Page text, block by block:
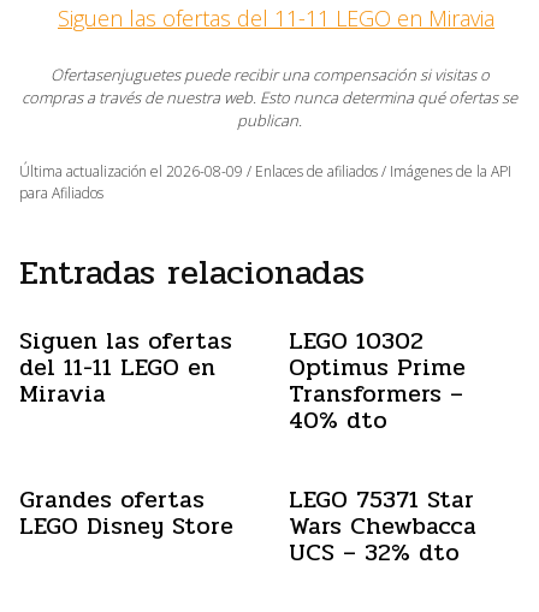
Siguen las ofertas del 11-11 LEGO en Miravia
Ofertasenjuguetes puede recibir una compensación si visitas o
compras a través de nuestra web. Esto nunca determina qué ofertas se
publican.
Última actualización el 2026-08-09 / Enlaces de afiliados / Imágenes de la API
para Afiliados
Entradas relacionadas
Siguen las ofertas
del 11-11 LEGO en
Miravia
LEGO 10302
Optimus Prime
Transformers –
40% dto
Grandes ofertas
LEGO Disney Store
LEGO 75371 Star
Wars Chewbacca
UCS – 32% dto